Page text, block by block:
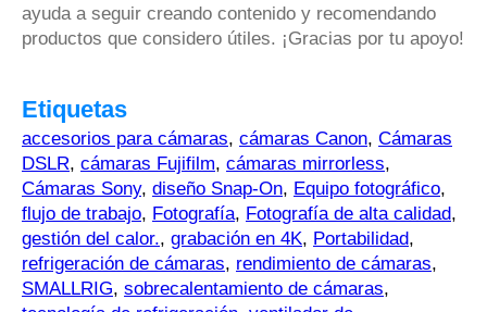
ayuda a seguir creando contenido y recomendando
productos que considero útiles. ¡Gracias por tu apoyo!
Etiquetas
accesorios para cámaras, cámaras Canon, Cámaras
DSLR, cámaras Fujifilm, cámaras mirrorless,
Cámaras Sony, diseño Snap-On, Equipo fotográfico,
flujo de trabajo, Fotografía, Fotografía de alta calidad,
gestión del calor., grabación en 4K, Portabilidad,
refrigeración de cámaras, rendimiento de cámaras,
SMALLRIG, sobrecalentamiento de cámaras,